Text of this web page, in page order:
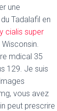
une
Tadalafil en
cialis super
mdical 35
129. Je suis
vous avez
peut prescrire